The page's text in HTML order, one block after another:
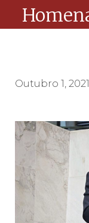
Outubro 1, 2021